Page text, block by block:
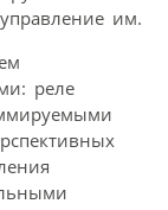
им.
реле